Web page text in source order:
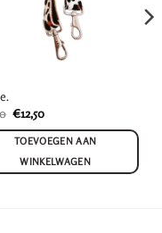
Oorspronkelijke
prijs
was:
€25,00.
€12,50Huidige
is:
€12,50.
TOEVOEGEN AAN
WINKELWAGEN